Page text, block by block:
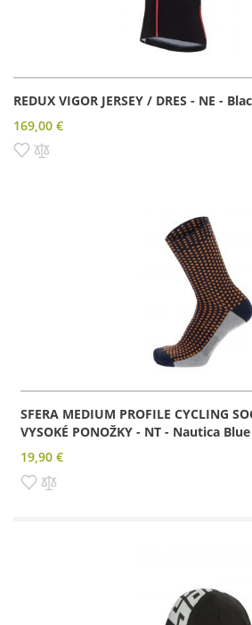
REDUX VIGOR JERSEY / DRES - NE -
169,00 €
Pridať do zoznamu prianí
SFERA MEDIUM PROFILE CYCLING
VYSOKÉ PONOŽKY - NT - Nautica
19,90 €
Pridať do zoznamu prianí